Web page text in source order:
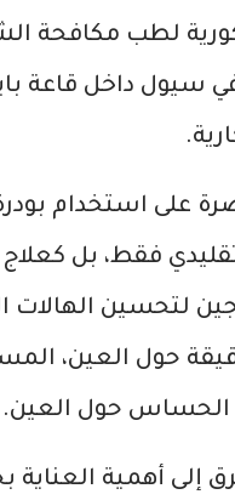
لطب مكافحة
سيول داخل قاعة
فقط، بل
لتحسين الهالات
حول العين،
الحساس حول العين.
إلى أهمية العناية